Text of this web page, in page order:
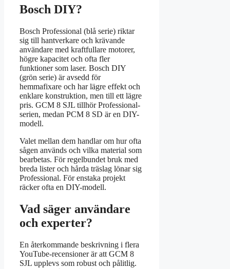
Bosch DIY?
Bosch Professional (blå serie) riktar
sig till hantverkare och krävande
användare med kraftfullare motorer,
högre kapacitet och ofta fler
funktioner som laser. Bosch DIY
(grön serie) är avsedd för
hemmafixare och har lägre effekt och
enklare konstruktion, men till ett lägre
pris. GCM 8 SJL tillhör Professional-
serien, medan PCM 8 SD är en DIY-
modell.
Valet mellan dem handlar om hur ofta
sågen används och vilka material som
bearbetas. För regelbundet bruk med
breda lister och hårda träslag lönar sig
Professional. För enstaka projekt
räcker ofta en DIY-modell.
Vad säger användare
och experter?
En återkommande beskrivning i flera
YouTube-recensioner är att GCM 8
SJL upplevs som robust och pålitlig.